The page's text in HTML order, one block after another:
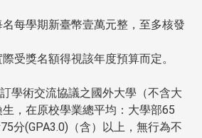
每學期新臺幣壹萬元整，至多核發
受獎名額得視該年度預算而定。
術交流協議之國外大學（不含大
，在原校學業總平均：大學部65
分(GPA3.0)（含）以上，無行為不